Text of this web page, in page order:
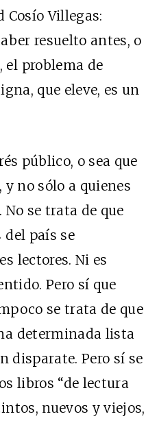
Cosío Villegas:
resuelto antes, o
problema de
que eleve, es un
público, o sea que
no sólo a quienes
se trata de que
país se
lectores. Ni es
Pero sí que
se trata de que
determinada lista
disparate. Pero sí se
libros “de lectura
nuevos y viejos,